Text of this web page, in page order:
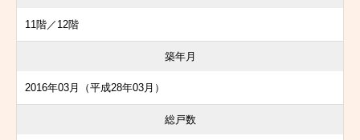
11階／12階
築年月
2016年03月（平成28年03月）
総戸数